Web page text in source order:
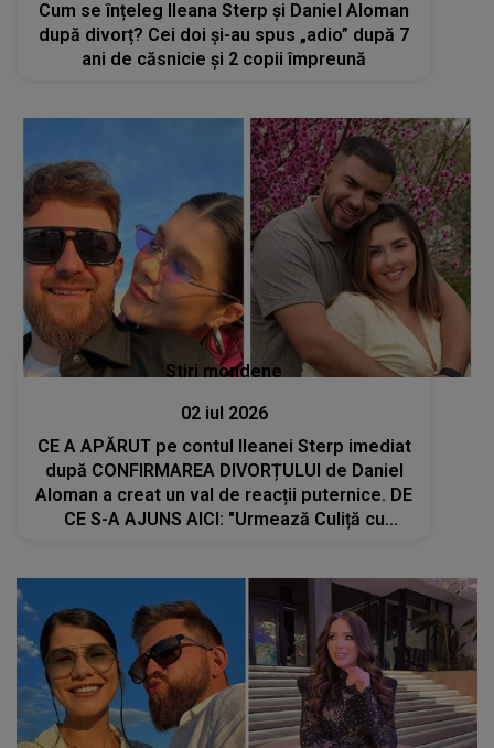
Cum se înțeleg Ileana Sterp și Daniel Aloman
după divorț? Cei doi și-au spus „adio” după 7
ani de căsnicie și 2 copii împreună
Stiri mondene
02 iul 2026
CE A APĂRUT pe contul Ileanei Sterp imediat
după CONFIRMAREA DIVORȚULUI de Daniel
Aloman a creat un val de reacții puternice. DE
CE S-A AJUNS AICI: "Urmează Culiță cu